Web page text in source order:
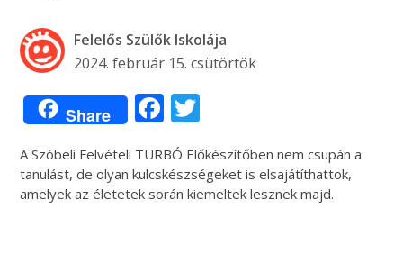
Felelős Szülők Iskolája
2024. február 15. csütörtök
Share Facebook
A Szóbeli Felvételi TURBÓ Előkészítőben nem csupán a
tanulást, de olyan kulcskészségeket is elsajátíthattok,
amelyek az életetek során kiemeltek lesznek majd.